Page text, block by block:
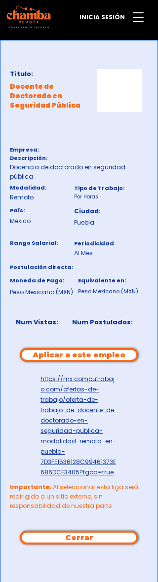
INICIA SESIÓN
Título:
Docente de
Doctorado en
Seguridad Pública
Empresa:
Descripción:
Docencia de doctorado en seguridad
pública
Modalidad:
Remoto
Tipo de Trabajo:
Por Horas
País:
Ciudad:
México
Puebla
Rango Salarial: Periodicidad
Al Mes
Postulación directa:
Moneda de Pago:
Equivalente en:
Peso Mexicano (MXN) Peso Mexicano (MXN)
Num Vistas: Num Postulados:
Aplicar a este empleo
https://mx.computrabaj
o.com/ofertas-de-
trabajo/oferta-de-
trabajo-de-docente-de-
doctorado-en-
seguridad-publica-
modalidad-remota-en-
puebla-
7D3FE1536128C99461373E
686DCF3405?fgoa=true
Importante: Al seleccionar esta liga será
redirigido a un sitio externo, sin
responsabilidad de nuestra parte
Cerrar